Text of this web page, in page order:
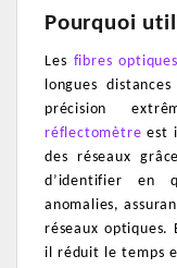
Pourquoi
Les fibres optiques
longues
précision
réflectomètre est
des réseaux
d’identifier en
anomalies,
réseaux optiques.
il réduit le temps